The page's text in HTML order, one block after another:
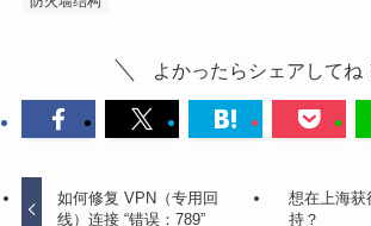
よかったらシェアしてね
如何修复 VPN（专用回
线）连接 “错误：789”
想在上海获
持？